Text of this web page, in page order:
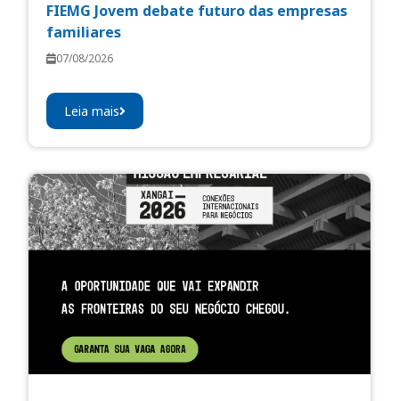
FIEMG Jovem debate futuro das empresas
familiares
07/08/2026
Leia mais